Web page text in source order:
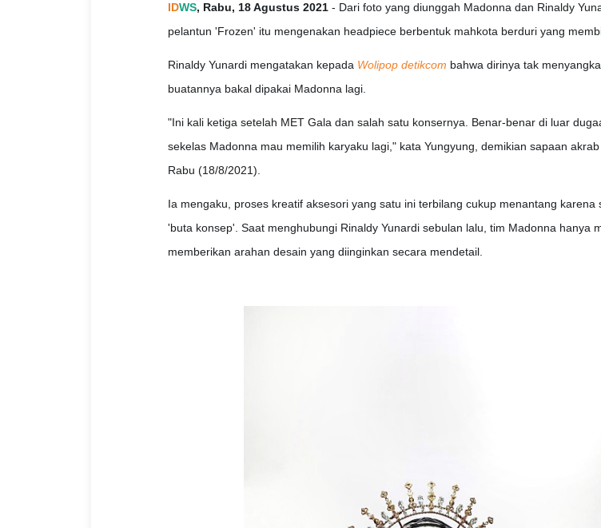
IDWS, Rabu, 18 Agustus 2021- Dari foto yang diunggah Madonna dan Rinaldy
pelantun 'Frozen' itu mengenakan headpiece berbentuk mahkota berduri yang
Rinaldy Yunardi mengatakan kepada Wolipop detikcom bahwa dirinya tak
buatannya bakal dipakai Madonna lagi.
"Ini kali ketiga setelah MET Gala dan salah satu konsernya. Benar-benar di luar
sekelas Madonna mau memilih karyaku lagi," kata Yungyung, demikian sapaan akrab
Rabu (18/8/2021).
Ia mengaku, proses kreatif aksesori yang satu ini terbilang cukup menantang karena
'buta konsep'. Saat menghubungi Rinaldy Yunardi sebulan lalu, tim Madonna hanya
memberikan arahan desain yang diinginkan secara mendetail.